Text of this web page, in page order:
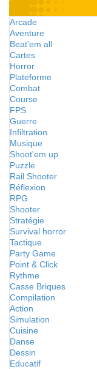
Arcade
Aventure
Beat'em all
Cartes
Horror
Plateforme
Combat
Course
FPS
Guerre
Infiltration
Musique
Shoot'em up
Puzzle
Rail Shooter
Réflexion
RPG
Shooter
Stratégie
Survival horror
Tactique
Party Game
Point & Click
Rythme
Casse Briques
Compilation
Action
Simulation
Cuisine
Danse
Dessin
Educatif